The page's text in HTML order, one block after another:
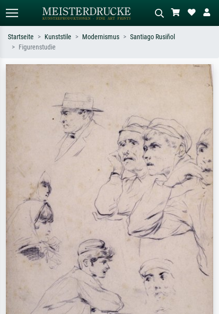
Suchen Sie nach Künstlern, Werktiteln
Sternennacht, Impressionismus, Welle
Hokusai, Akt.
Wiese, Abstrakt mit viel Rot, Dunkles
Startseite Kunststile Modernismus
Santiago Rusiñol
Figurenstudie